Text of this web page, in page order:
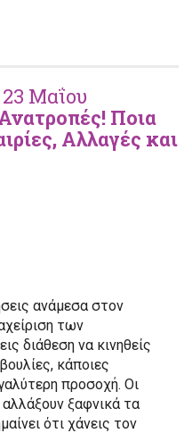
Μαΐου
Ποια
Αλλαγές και
ανάμεσα στον
των
διάθεση να κινηθείς
κάποιες
προσοχή. Οι
ξαφνικά τα
ότι χάνεις τον